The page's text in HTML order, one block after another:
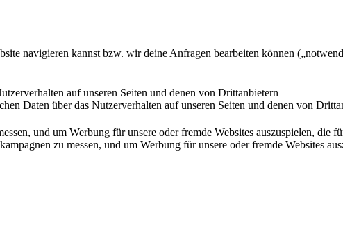
navigieren kannst bzw. wir deine Anfragen bearbeiten können
auf unseren Seiten und denen von Drittanbietern
Daten über das Nutzerverhalten auf unseren Seiten und denen von
und um Werbung für unsere oder fremde Websites auszuspielen, die
zu messen, und um Werbung für unsere oder fremde Websites